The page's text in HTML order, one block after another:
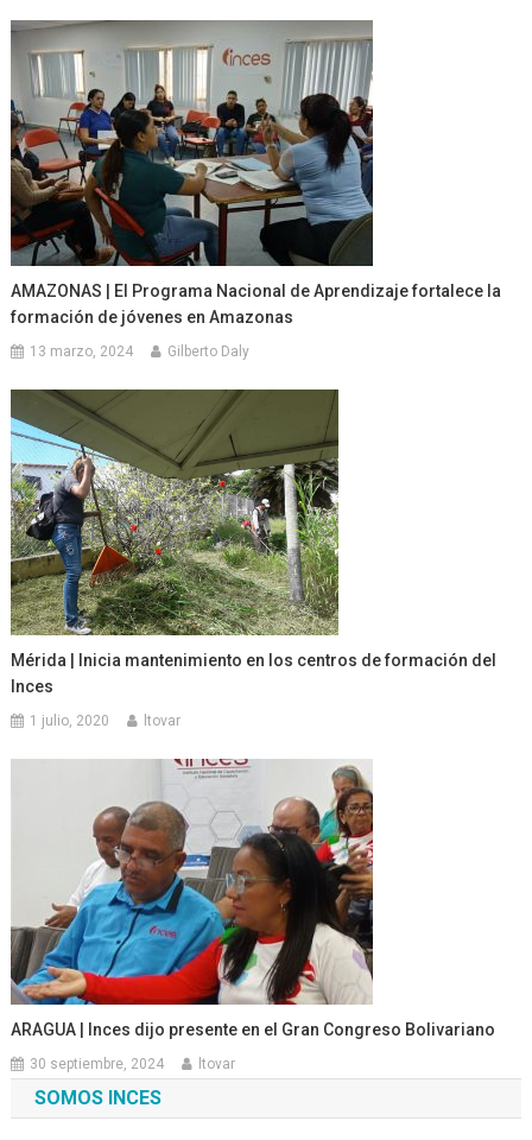
AMAZONAS | El Programa Nacional de Aprendizaje fortalece la
formación de jóvenes en Amazonas
13 marzo, 2024 Gilberto Daly
Mérida | Inicia mantenimiento en los centros de formación del
Inces
1 julio, 2020 ltovar
ARAGUA | Inces dijo presente en el Gran Congreso Bolivariano
30 septiembre, 2024 ltovar
SOMOS INCES